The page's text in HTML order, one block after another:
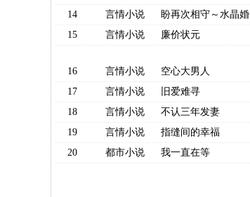
14
言情小说 盼再次相守～水晶婚
15
言情小说 廉价状元
16 言情小说 空心大男人
17
言情小说 旧爱难寻
18
言情小说 不认三年发妻
19
言情小说 指缝间的幸福
20
都市小说 我一直在等